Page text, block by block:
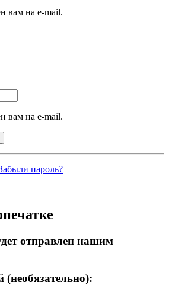
вам на e-mail.
вам на e-mail.
пароль?
отправлен нашим